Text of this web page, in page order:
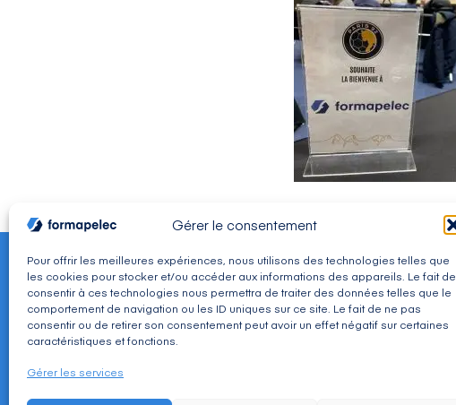
Gérer le consentement
Pour offrir les meilleures expériences, nous utilisons des technologies telles que
les cookies pour stocker et/ou accéder aux informations des appareils. Le fait de
consentir à ces technologies nous permettra de traiter des données telles que le
comportement de navigation ou les ID uniques sur ce site. Le fait de ne pas
consentir ou de retirer son consentement peut avoir un effet négatif sur certaines
caractéristiques et fonctions.
Gérer les services
CONTACT
Adresse : 30, avenue du Président Wilson 94234 CACHAN Cedex